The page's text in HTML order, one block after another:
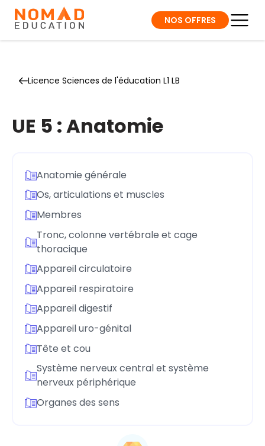
NOS OFFRES
Licence Sciences de l'éducation L1 LB
UE 5 : Anatomie
Anatomie générale
Os, articulations et muscles
Membres
Tronc, colonne vertébrale et cage
thoracique
Appareil circulatoire
Appareil respiratoire
Appareil digestif
Appareil uro-génital
Tête et cou
Système nerveux central et système
nerveux périphérique
Organes des sens